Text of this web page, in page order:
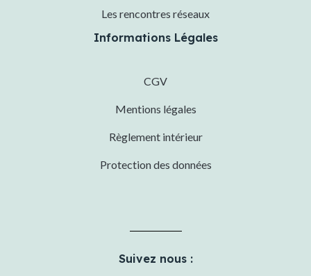
Les rencontres réseaux
Informations Légales
CGV
Mentions légales
Règlement intérieur
Protection des données
Suivez nous :